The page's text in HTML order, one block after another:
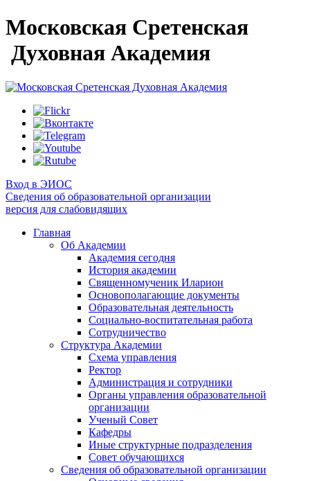
Московская Сретенская
Духовная Академия
Вход в ЭИОС
Сведения об образовательной организации
версия для слабовидящих
Главная
Об Академии
Академия сегодня
История академии
Священномученик Иларион
Основополагающие документы
Образовательная деятельность
Социально-воспитательная работа
Сотрудничество
Структура Академии
Схема управления
Ректор
Администрация и сотрудники
Органы управления образовательной
организации
Ученый Совет
Кафедры
Иные структурные подразделения
Совет обучающихся
Сведения об образовательной организации